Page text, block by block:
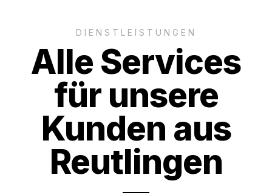
DIENSTLEISTUNGEN
Alle Services
für unsere
Kunden aus
Reutlingen